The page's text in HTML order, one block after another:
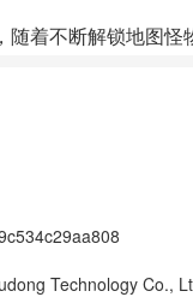
着不断解锁地图怪
Technology Co.,